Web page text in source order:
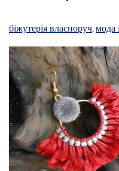
біжутерія власноруч,мода